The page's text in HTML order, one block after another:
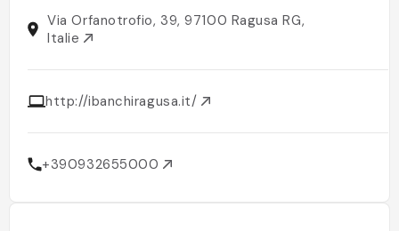
Via Orfanotrofio, 39, 97100 Ragusa RG,
Italie
http://ibanchiragusa.it/
+390932655000